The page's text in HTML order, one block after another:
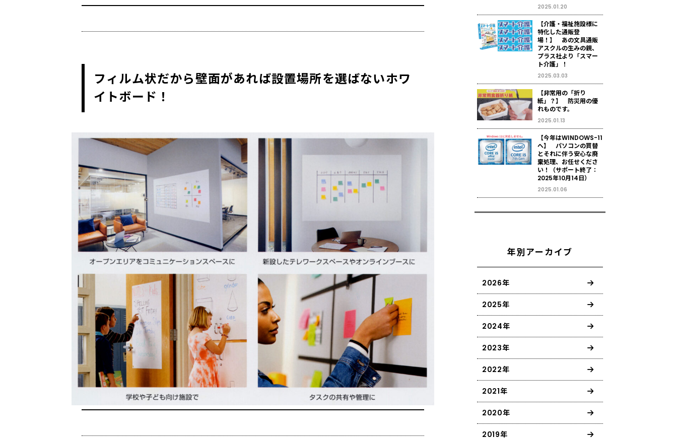
フィルム状だから壁面があれば設置場所を選ばないホワ
イトボード！
2025.01.20
【介護・福祉施設様に
特化した通販登
場！】 あの文具通販
アスクルの生みの親、
プラス社より「スマー
ト介護」！
2025.03.03
【非常用の「折り
紙」？】 防災用の優
れものです。
2025.01.13
【今年はWINDOWS-11
へ】 パソコンの買替
とそれに伴う安心な廃
棄処理、お任せくださ
い！（サポート終了：
2025年10月14日）
2025.01.06
年別アーカイブ
2026年
2025年
2024年
2023年
2022年
2021年
2020年
2019年